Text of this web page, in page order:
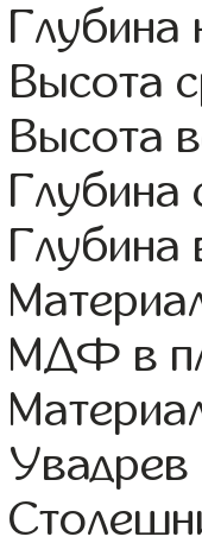
Высота
Высота
МДФ в
Увадрев